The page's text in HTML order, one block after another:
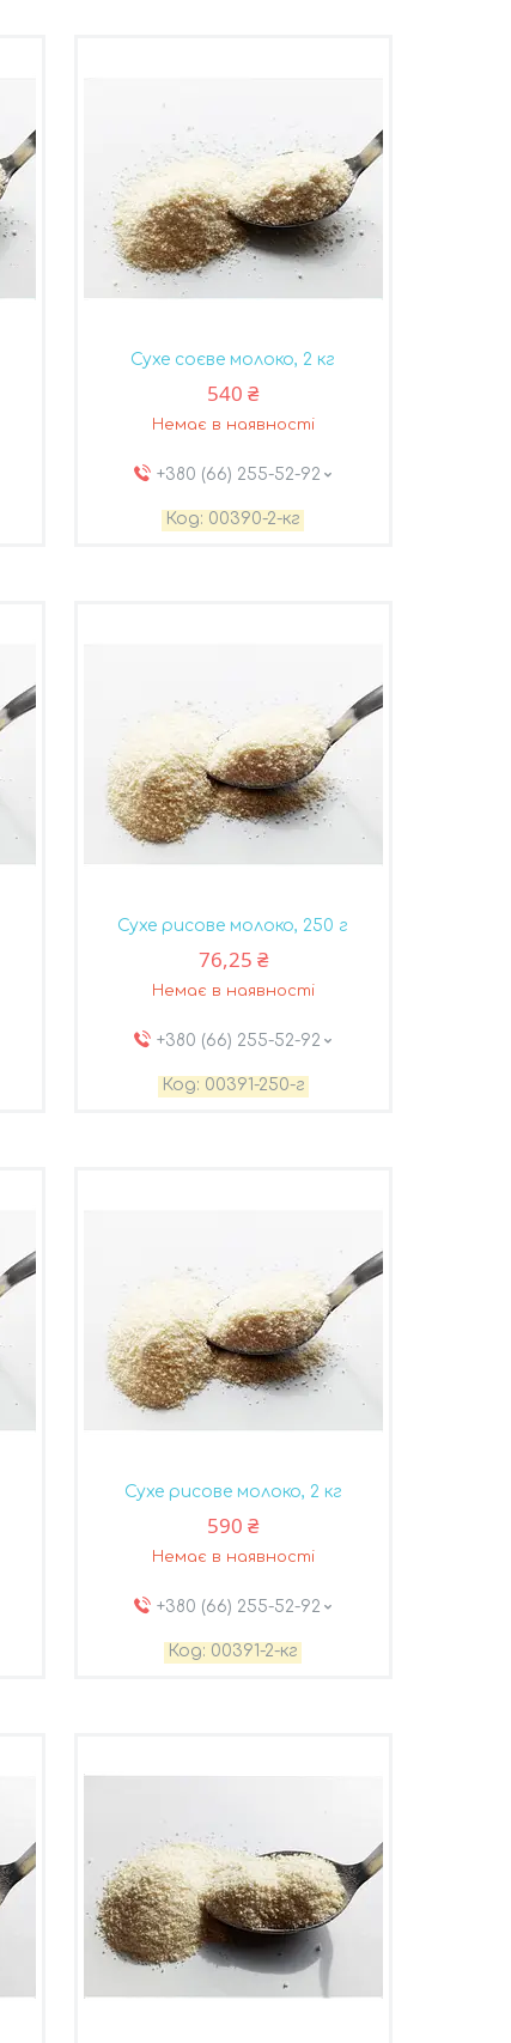
Сухе соєве молоко, 2 кг
540 ₴
Немає в наявності
+380 (66) 255-52-92
00390-2-кг
Сухе рисове молоко, 250 г
76,25 ₴
Немає в наявності
+380 (66) 255-52-92
00391-250-г
Сухе рисове молоко, 2 кг
590 ₴
Немає в наявності
+380 (66) 255-52-92
00391-2-кг